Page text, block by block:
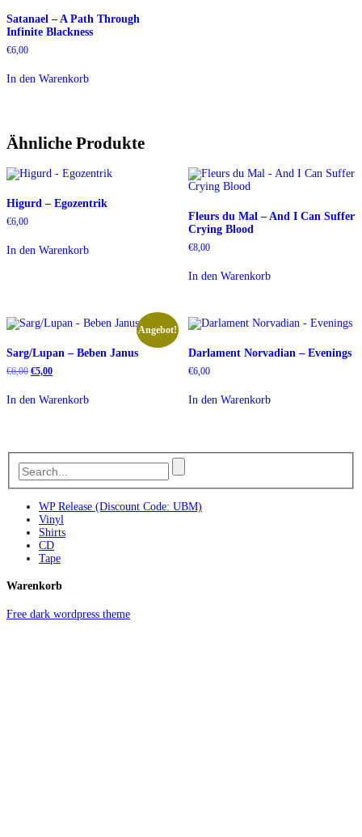
Satanael – A Path Through
Infinite Blackness
€6,00
In den Warenkorb
Ähnliche Produkte
Higurd – Egozentrik
€6,00
In den Warenkorb
Fleurs du Mal – And I Can Suffer
Crying Blood
€8,00
In den Warenkorb
Angebot!
Sarg/Lupan – Beben Janus
€6,00 Ursprünglicher
war:
€6,00
€5,00Aktueller
€5,00.
In den Warenkorb
Darlament Norvadian – Evenings
€6,00
In den Warenkorb
WP Release (Discount Code: UBM)
Vinyl
Shirts
CD
Tape
Warenkorb
Free dark wordpress theme